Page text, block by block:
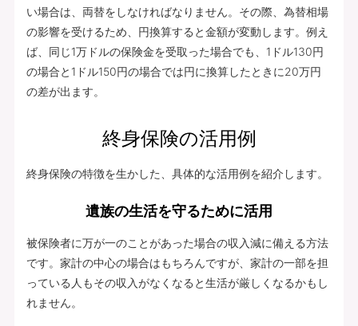
い場合は、両替をしなければなりません。その際、為替相場
の影響を受けるため、円換算すると金額が変動します。例え
ば、同じ1万ドルの保険金を受取った場合でも、1ドル130円
の場合と1ドル150円の場合では円に換算したときに20万円
の差が出ます。
終身保険の活用例
終身保険の特徴を生かした、具体的な活用例を紹介します。
遺族の生活を守るために活用
被保険者に万が一のことがあった場合の収入減に備える方法
です。家計の中心の場合はもちろんですが、家計の一部を担
っている人もその収入がなくなると生活が厳しくなるかもし
れません。